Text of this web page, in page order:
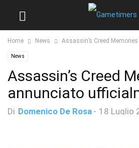
Home News Assassin’s Creed
News
Assassin’s Creed
annunciato
Di Domenico De Rosa - 18 Luglio